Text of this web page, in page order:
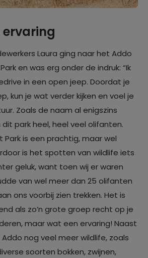
ervaring
Laura ging naar het Addo
en was erg onder de indruk: “Ik
in een open jeep. Doordat je
kun je wat verder kijken en voel je
Zoals de naam al enigszins
park heel, heel veel olifanten.
Park is een prachtig, maar wel
is het spotten van wildlife iets
geluk, want toen wij er waren
van wel meer dan 25 olifanten
ons voorbij zien trekken. Het is
als zo’n grote groep recht op je
maar wat een ervaring! Naast
nog veel meer wildlife, zoals
soorten bokken, zwijnen,